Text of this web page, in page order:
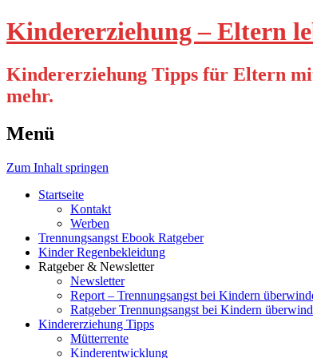
Kindererziehung – Eltern
Kindererziehung Tipps für Eltern
mehr.
Menü
Zum Inhalt springen
Startseite
Kontakt
Werben
Trennungsangst Ebook Ratgeber
Kinder Regenbekleidung
Ratgeber & Newsletter
Newsletter
Report – Trennungsangst bei Kindern
Ratgeber Trennungsangst bei Kindern
Kindererziehung Tipps
Mütterrente
Kinderentwicklung